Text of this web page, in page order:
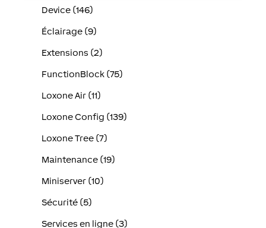
Device (146)
Éclairage (9)
Extensions (2)
FunctionBlock (75)
Loxone Air (11)
Loxone Config (139)
Loxone Tree (7)
Maintenance (19)
Miniserver (10)
Sécurité (5)
Services en ligne (3)